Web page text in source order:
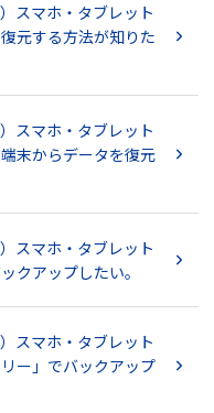
スマホ・タブレット
元する方法が知りた
スマホ・タブレット
末からデータを復元
スマホ・タブレット
クアップしたい。
スマホ・タブレット
ー」でバックアップ